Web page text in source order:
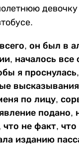
он был в
началось все
я
по лицу,
подано,
что не факт, что
изданию